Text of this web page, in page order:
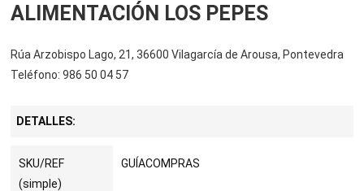
ALIMENTACIÓN LOS PEPES
Rúa Arzobispo Lago, 21, 36600 Vilagarcía de Arousa, Pontevedra
Teléfono: 986 50 04 57
DETALLES:
SKU/REF
(simple)
GUÍACOMPRAS